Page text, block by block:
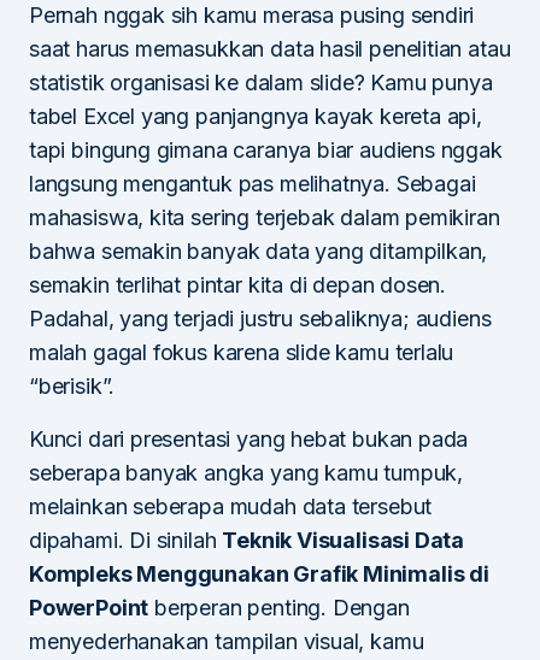
Pernah nggak sih kamu merasa pusing sendiri
saat harus memasukkan data hasil penelitian atau
statistik organisasi ke dalam slide? Kamu punya
tabel Excel yang panjangnya kayak kereta api,
tapi bingung gimana caranya biar audiens nggak
langsung mengantuk pas melihatnya. Sebagai
mahasiswa, kita sering terjebak dalam pemikiran
bahwa semakin banyak data yang ditampilkan,
semakin terlihat pintar kita di depan dosen.
Padahal, yang terjadi justru sebaliknya; audiens
malah gagal fokus karena slide kamu terlalu
“berisik”.
Kunci dari presentasi yang hebat bukan pada
seberapa banyak angka yang kamu tumpuk,
melainkan seberapa mudah data tersebut
dipahami. Di sinilah Teknik Visualisasi Data
Kompleks Menggunakan Grafik Minimalis di
PowerPoint berperan penting. Dengan
menyederhanakan tampilan visual, kamu